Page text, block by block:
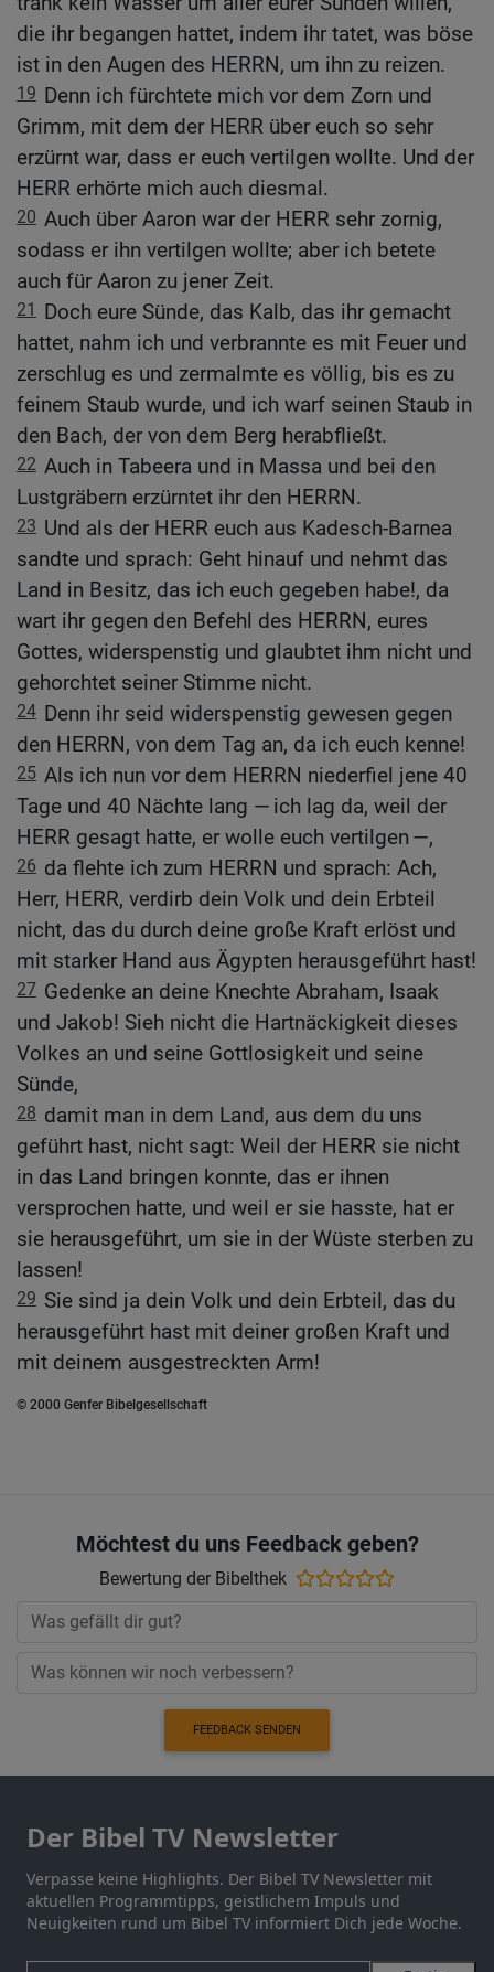
die ihr begangen hattet, indem ihr tatet, was böse
ist in den Augen des HERRN, um ihn zu reizen.
19 Denn ich fürchtete mich vor dem Zorn und
Grimm, mit dem der HERR über euch so sehr
erzürnt war, dass er euch vertilgen wollte. Und der
HERR erhörte mich auch diesmal.
20 Auch über Aaron war der HERR sehr zornig,
sodass er ihn vertilgen wollte; aber ich betete
auch für Aaron zu jener Zeit.
21
Doch eure Sünde, das Kalb, das ihr gemacht
hattet, nahm ich und verbrannte es mit Feuer und
zerschlug es und zermalmte es völlig, bis es zu
feinem Staub wurde, und ich warf seinen Staub in
den Bach, der von dem Berg herabfließt.
22 Auch in Tabeera und in Massa und bei den
Lustgräbern erzürntet ihr den HERRN.
23 Und als der HERR euch aus Kadesch-Barnea
sandte und sprach: Geht hinauf und nehmt das
Land in Besitz, das ich euch gegeben habe!, da
wart ihr gegen den Befehl des HERRN, eures
Gottes, widerspenstig und glaubtet ihm nicht und
gehorchtet seiner Stimme nicht.
24 Denn ihr seid widerspenstig gewesen gegen
den HERRN, von dem Tag an, da ich euch kenne!
25 Als ich nun vor dem HERRN niederfiel jene 40
Tage und 40 Nächte lang — ich lag da, weil der
HERR gesagt hatte, er wolle euch vertilgen —,
26 da flehte ich zum HERRN und sprach: Ach,
Herr, HERR, verdirb dein Volk und dein Erbteil
nicht, das du durch deine große Kraft erlöst und
mit starker Hand aus Ägypten herausgeführt hast!
27 Gedenke an deine Knechte Abraham, Isaak
und Jakob! Sieh nicht die Hartnäckigkeit dieses
Volkes an und seine Gottlosigkeit und seine
Sünde,
28 damit man in dem Land, aus dem du uns
geführt hast, nicht sagt: Weil der HERR sie nicht
in das Land bringen konnte, das er ihnen
versprochen hatte, und weil er sie hasste, hat er
sie herausgeführt, um sie in der Wüste sterben zu
lassen!
29 Sie sind ja dein Volk und dein Erbteil, das du
herausgeführt hast mit deiner großen Kraft und
mit deinem ausgestreckten Arm!
© 2000 Genfer Bibelgesellschaft
Möchtest du uns Feedback geben?
Bewertung der Bibelthek
FEEDBACK SENDEN
Der Bibel TV Newsletter
Verpasse keine Highlights. Der Bibel TV Newsletter mit
aktuellen Programmtipps, geistlichem Impuls und
Neuigkeiten rund um Bibel TV informiert Dich jede Woche.